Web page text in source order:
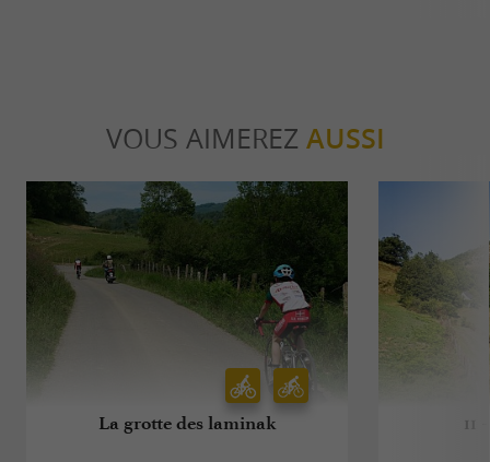
VOUS AIMEREZ AUSSI
La grotte des laminak 11